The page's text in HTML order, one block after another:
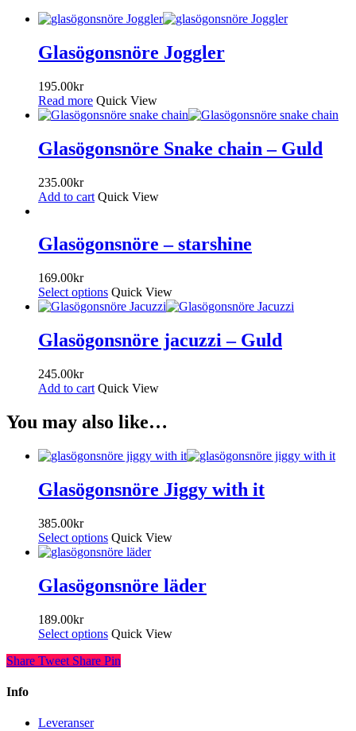
Glasögonsnöre Joggler
195.00kr
Read more Quick View
Glasögonsnöre Snake chain – Guld
235.00kr
Add to cart Quick View
Glasögonsnöre – starshine
169.00kr
Select options Quick View
Glasögonsnöre jacuzzi – Guld
245.00kr
Add to cart Quick View
You may also like…
Glasögonsnöre Jiggy with it
385.00kr
Select options Quick View
Glasögonsnöre läder
189.00kr
Select options Quick View
Share Tweet Share Pin
Info
Leveranser